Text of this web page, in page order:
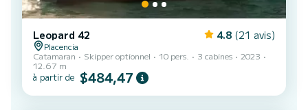
Leopard 42 4.8 (21 avis)
Placencia
Catamaran
Skipper optionnel 10 pers. 3 cabines
2023
12.67 m
à partir de $484,47